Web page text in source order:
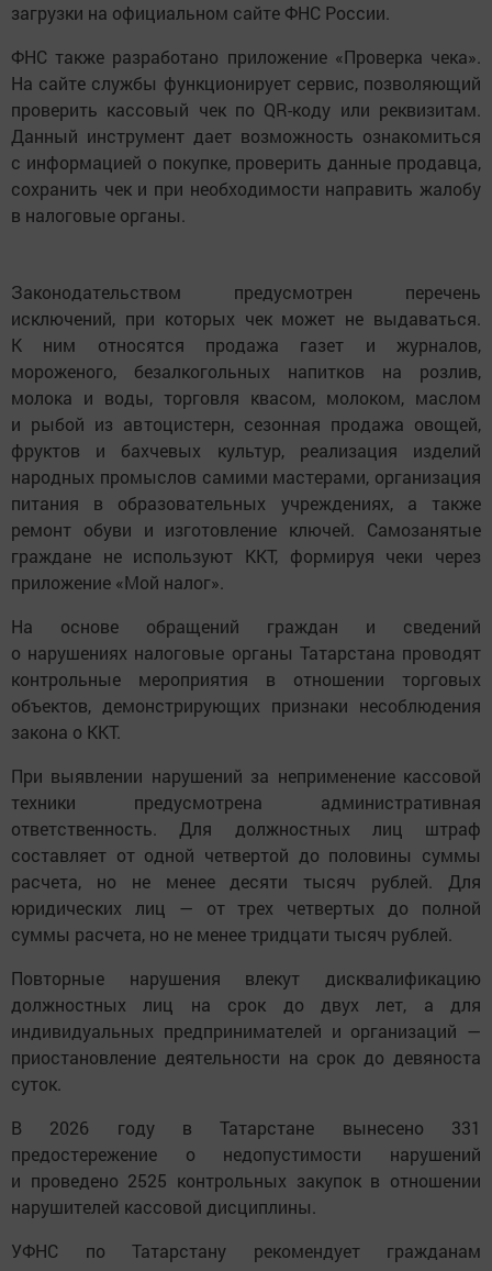
загрузки на официальном сайте ФНС России.
ФНС также разработано приложение «Проверка чека».
На сайте службы функционирует сервис, позволяющий
проверить кассовый чек по QR-коду или реквизитам.
Данный инструмент дает возможность ознакомиться
с информацией о покупке, проверить данные продавца,
сохранить чек и при необходимости направить жалобу
в налоговые органы.
Законодательством предусмотрен перечень
исключений, при которых чек может не выдаваться.
К ним относятся продажа газет и журналов,
мороженого, безалкогольных напитков на розлив,
молока и воды, торговля квасом, молоком, маслом
и рыбой из автоцистерн, сезонная продажа овощей,
фруктов и бахчевых культур, реализация изделий
народных промыслов самими мастерами, организация
питания в образовательных учреждениях, а также
ремонт обуви и изготовление ключей. Самозанятые
граждане не используют ККТ, формируя чеки через
приложение «Мой налог».
На основе обращений граждан и сведений
о нарушениях налоговые органы Татарстана проводят
контрольные мероприятия в отношении торговых
объектов, демонстрирующих признаки несоблюдения
закона о ККТ.
При выявлении нарушений за неприменение кассовой
техники предусмотрена административная
ответственность. Для должностных лиц штраф
составляет от одной четвертой до половины суммы
расчета, но не менее десяти тысяч рублей. Для
юридических лиц — от трех четвертых до полной
суммы расчета, но не менее тридцати тысяч рублей.
Повторные нарушения влекут дисквалификацию
должностных лиц на срок до двух лет, а для
индивидуальных предпринимателей и организаций —
приостановление деятельности на срок до девяноста
суток.
В 2026 году в Татарстане вынесено 331
предостережение о недопустимости нарушений
и проведено 2525 контрольных закупок в отношении
нарушителей кассовой дисциплины.
УФНС по Татарстану рекомендует гражданам